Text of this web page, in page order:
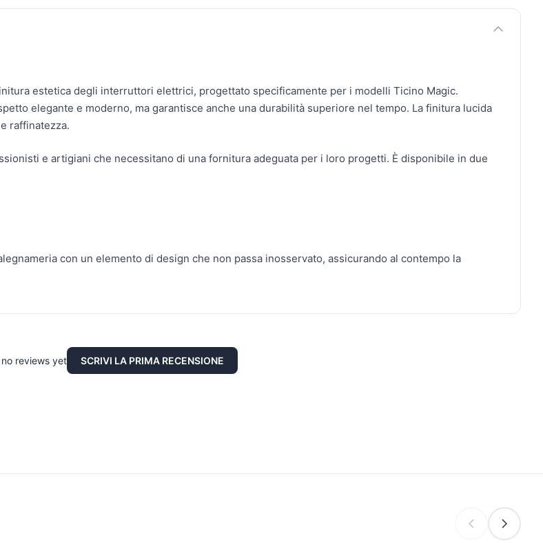
estetica degli interruttori elettrici, progettato specificamente per i modelli Ticino Magic.
elegante e moderno, ma garantisce anche una durabilità superiore nel tempo. La finitura lucida
raffinatezza.
e artigiani che necessitano di una fornitura adeguata per i loro progetti. È disponibile in due
con un elemento di design che non passa inosservato, assicurando al contempo la
reviews yet SCRIVI LA PRIMA RECENSIONE